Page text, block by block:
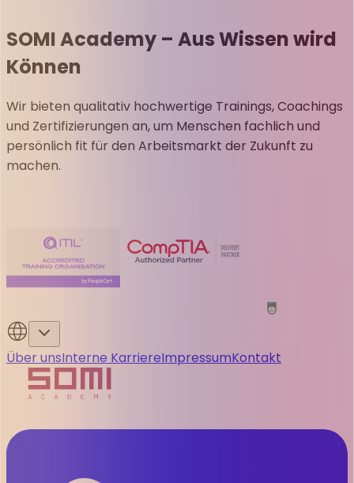
SOMI Academy – Aus Wissen wird
Können
Wir bieten qualitativ hochwertige Trainings, Coachings
und Zertifizierungen an, um Menschen fachlich und
persönlich fit für den Arbeitsmarkt der Zukunft zu
machen.
Über unsInterne KarriereImpressumKontakt